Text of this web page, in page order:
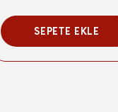
SEPETE EKLE